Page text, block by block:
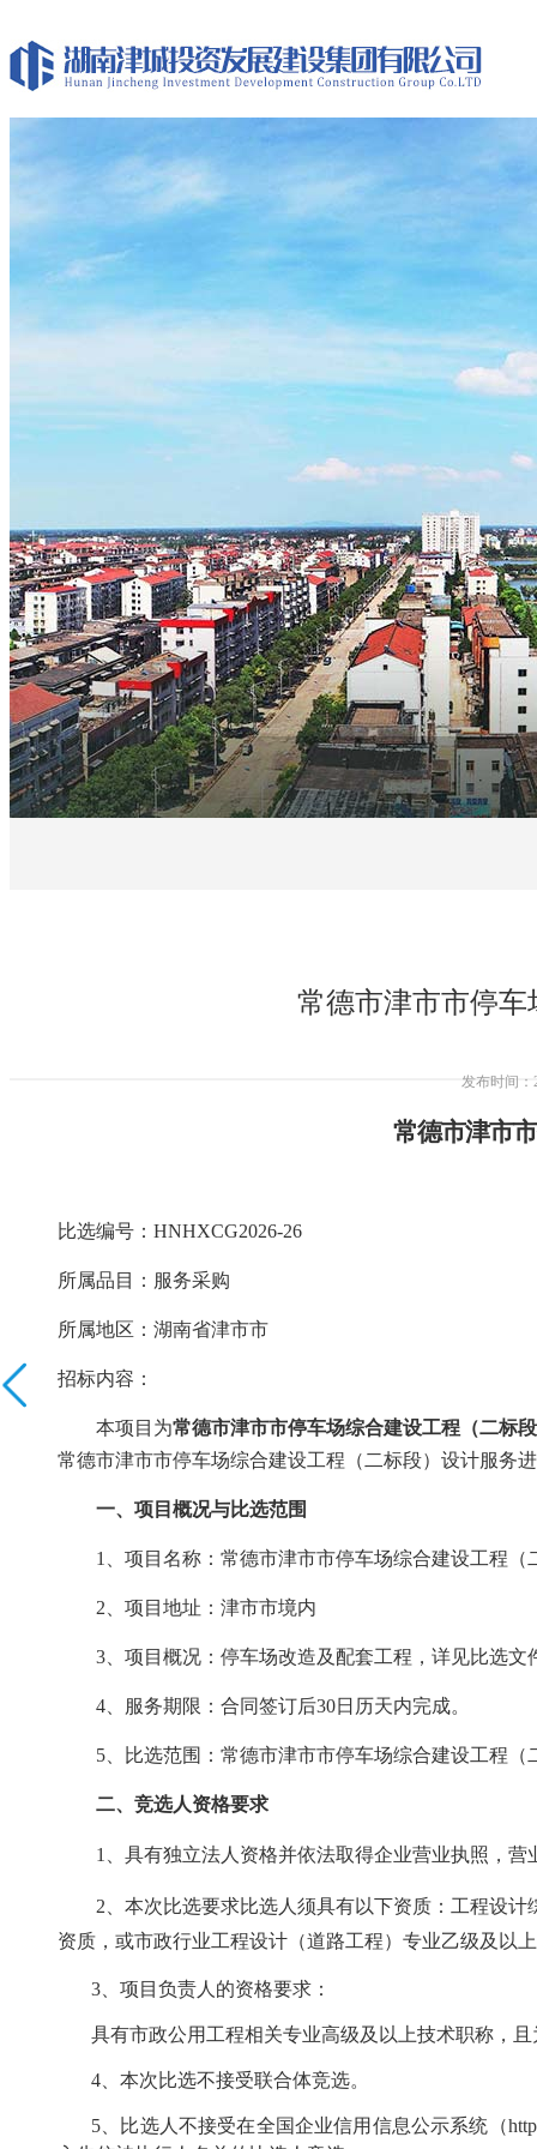
常德市津市市停
发布时间
常德市津市
比选编号： HNHXCG2026-26
所属品目： 服务采购
所属地区： 湖南省津市市
招标内容：
本项目为常德市津市市停车场综合建设工程（二标
常德市津市市停车场综合建设工程（二标段）设计服务
一、项目概况与比选范围
1、项目名称： 常德市津市市停车场综合建设工程（
2、 项目地址：津市市境内
3 项目概况 ： 停车场改造及配套工程，详见比选文件
4、 服务期限 ： 合同签订后30日历天内完成。
5、比选范围： 常德市津市市停车场综合建设工程（
二、竞选人资格要求
1、具有独立法人资格并依法取得企业营业执照
2、本次比选要求比选人须具有以下资质：工
资质，或市政行业工程设计（道路工程）专业乙级及以上资
3、项目负责人的资格要求：
具有市政公用工程相关专业高级及以上技术职称，且
4、 本次比选不接受联合体竞选。
5、 比选人不接受在全国企业信用信息公示系统（